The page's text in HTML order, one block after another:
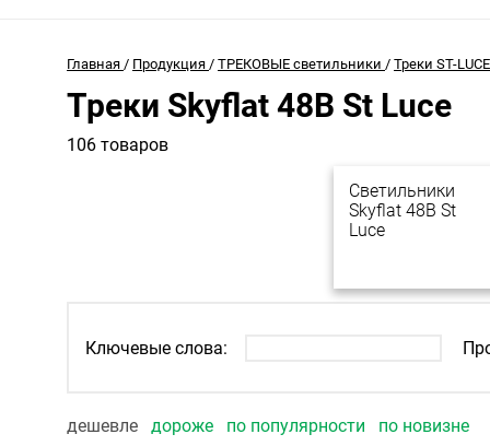
Главная / Продукция / ТРЕКОВЫЕ светильники / Треки ST-LUCE
Треки Skyflat 48В St Luce
106 товаров
Светильники
Skyflat 48В St
Luce
Ключевые слова:
дешевле дороже по популярности по новизне